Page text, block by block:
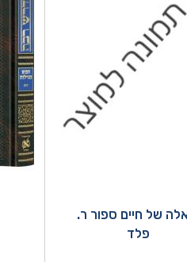
של חיים ספור ר.
פלד